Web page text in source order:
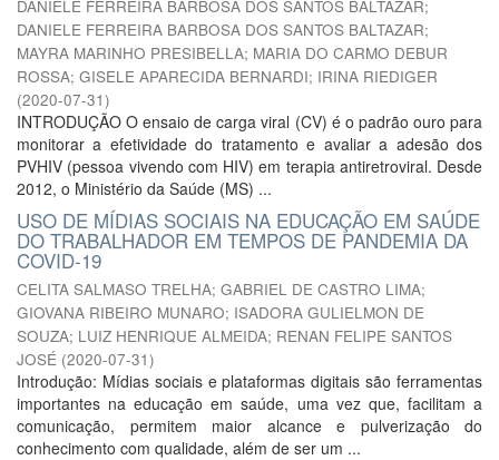
DANIELE FERREIRA BARBOSA DOS SANTOS BALTAZAR;
DANIELE FERREIRA BARBOSA DOS SANTOS BALTAZAR;
MAYRA MARINHO PRESIBELLA; MARIA DO CARMO DEBUR
ROSSA; GISELE APARECIDA BERNARDI; IRINA RIEDIGER
(2020-07-31)
INTRODUÇÃO O ensaio de carga viral (CV) é o padrão ouro para
monitorar a efetividade do tratamento e avaliar a adesão dos
PVHIV (pessoa vivendo com HIV) em terapia antiretroviral. Desde
2012, o Ministério da Saúde (MS) ...
USO DE MÍDIAS SOCIAIS NA EDUCAÇÃO EM SAÚDE
DO TRABALHADOR EM TEMPOS DE PANDEMIA DA
COVID-19
CELITA SALMASO TRELHA; GABRIEL DE CASTRO LIMA;
GIOVANA RIBEIRO MUNARO; ISADORA GULIELMON DE
SOUZA; LUIZ HENRIQUE ALMEIDA; RENAN FELIPE SANTOS
JOSÉ (2020-07-31)
Introdução: Mídias sociais e plataformas digitais são ferramentas
importantes na educação em saúde, uma vez que, facilitam a
comunicação, permitem maior alcance e pulverização do
conhecimento com qualidade, além de ser um ...